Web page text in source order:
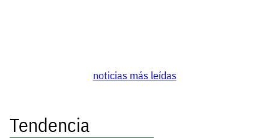
noticias más leídas
Tendencia